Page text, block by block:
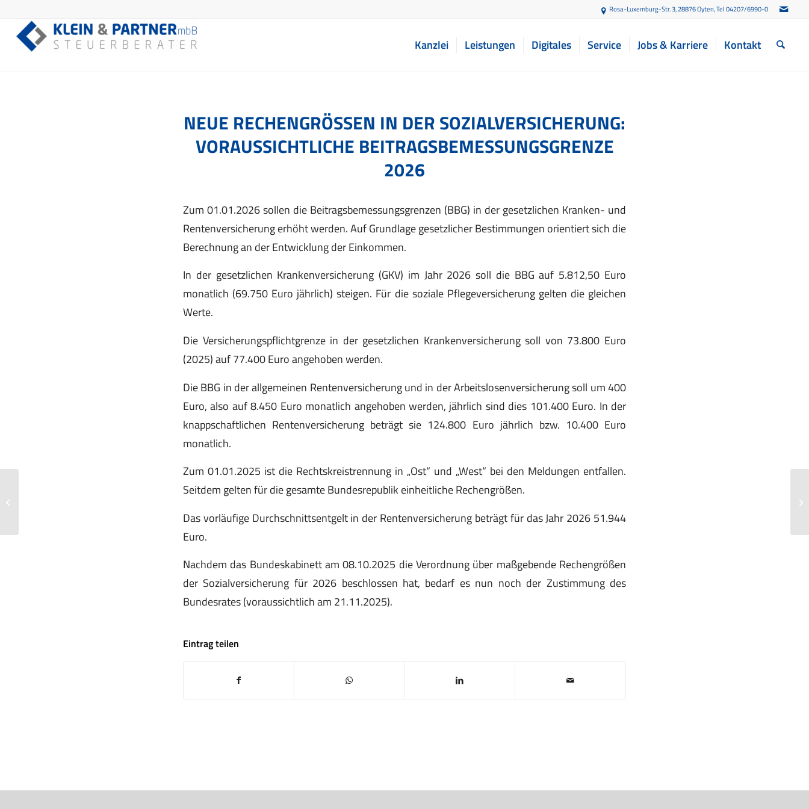
Rosa-Luxemburg-Str. 3, 28876 Oyten, Tel 04207/6990-0
Kanzlei Leistungen Digitales Service Jobs & Karriere Kontakt
NEUE RECHENGRÖSSEN IN DER SOZIALVERSICHERUNG: V
ORAUSSICHTLICHE BEITRAGSBEMESSUNGSGRENZE 2
026
Zum 01.01.2026 sollen die Beitragsbemessungsgrenzen (BBG) in der gesetzlichen Kranken- und
Rentenversicherung erhöht werden. Auf Grundlage gesetzlicher Bestimmungen orientiert sich die
Berechnung an der Entwicklung der Einkommen.
In der gesetzlichen Krankenversicherung (GKV) im Jahr 2026 soll die BBG auf 5.812,50 Euro
monatlich (69.750 Euro jährlich) steigen. Für die soziale Pflegeversicherung gelten die gleichen
Werte.
Die Versicherungspflichtgrenze in der gesetzlichen Krankenversicherung soll von 73.800 Euro
(2025) auf 77.400 Euro angehoben werden.
Die BBG in der allgemeinen Rentenversicherung und in der Arbeitslosenversicherung soll um 400
Euro, also auf 8.450 Euro monatlich angehoben werden, jährlich sind dies 101.400 Euro. In der
knappschaftlichen Rentenversicherung beträgt sie 124.800 Euro jährlich bzw. 10.400 Euro
monatlich.
Zum 01.01.2025 ist die Rechtskreistrennung in „Ost“ und „West“ bei den Meldungen entfallen.
Seitdem gelten für die gesamte Bundesrepublik einheitliche Rechengrößen.
Das vorläufige Durchschnittsentgelt in der Rentenversicherung beträgt für das Jahr 2026 51.944
Euro.
Nachdem das Bundeskabinett am 08.10.2025 die Verordnung über maßgebende Rechengrößen
der Sozialversicherung für 2026 beschlossen hat, bedarf es nun noch der Zustimmung des
Bundesrates (voraussichtlich am 21.11.2025).
Eintrag teilen